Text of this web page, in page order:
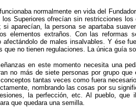
normalmente en vida del
los Superiores ofrecían sin restricciones
aparecían, la persona se apartaba
elementos extraños. Con las reformas
de males insalvables. Y ése
que no tienen regulaciones. La única guía
en este momento necesita una
no más de siete personas por grupo
tantas veces como fuera
nombrando las cosas por su
la perfección, etc. Al pueblo, que
que quedara una semilla.